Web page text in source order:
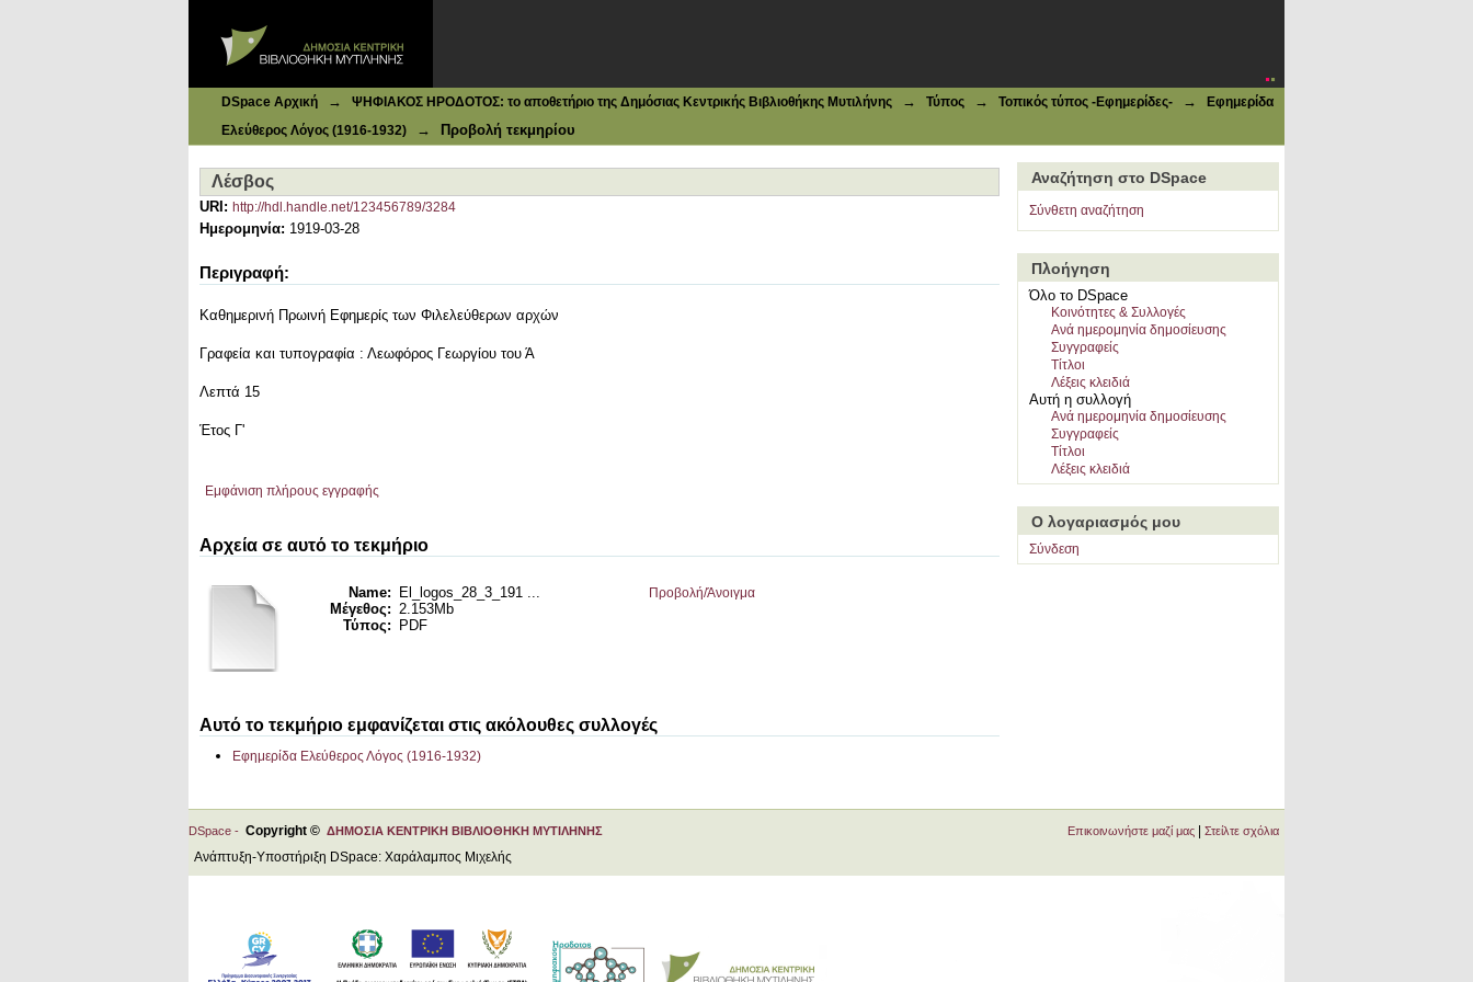
DSpace Αρχική → ΨΗΦΙΑΚΟΣ ΗΡΟΔΟΤΟΣ: το αποθετήριο της Δημόσιας Κεντρικής Βιβλιοθήκης Μυτιλήνης → Τύπος → Τοπικός τύπος -Εφημερίδες- →
Εφημερίδα
Ελεύθερος Λόγος (1916-1932)
→ Προβολή τεκμηρίου
Λέσβος
URI: http://hdl.handle.net/123456789/3284
Ημερομηνία: 1919-03-28
Περιγραφή:
Καθημερινή Πρωινή Εφημερίς των Φιλελεύθερων αρχών
Γραφεία και τυπογραφία : Λεωφόρος Γεωργίου του Ά
Λεπτά 15
Έτος Γ'
Εμφάνιση πλήρους εγγραφής
Αρχεία σε αυτό το τεκμήριο
Name:
El_logos_28_3_191 ...
Μέγεθος: 2.153Mb
Τύπος:
PDF
Προβολή/Άνοιγμα
Αυτό το τεκμήριο εμφανίζεται στις ακόλουθες συλλογές
Εφημερίδα Ελεύθερος Λόγος (1916-1932)
Αναζήτηση στο DSpace
Σύνθετη αναζήτηση
Πλοήγηση
Όλο το DSpace
Κοινότητες & Συλλογές
Ανά ημερομηνία δημοσίευσης
Συγγραφείς
Τίτλοι
Λέξεις κλειδιά
Αυτή η συλλογή
Ανά ημερομηνία δημοσίευσης
Συγγραφείς
Τίτλοι
Λέξεις κλειδιά
Ο λογαριασμός μου
Σύνδεση
DSpace - Copyright © ΔΗΜΟΣΙΑ ΚΕΝΤΡΙΚΗ ΒΙΒΛΙΟΘΗΚΗ ΜΥΤΙΛΗΝΗΣ
Ανάπτυξη-Υποστήριξη DSpace: Χαράλαμπος Μιχελής
Επικοινωνήστε μαζί μας Στείλτε σχόλια